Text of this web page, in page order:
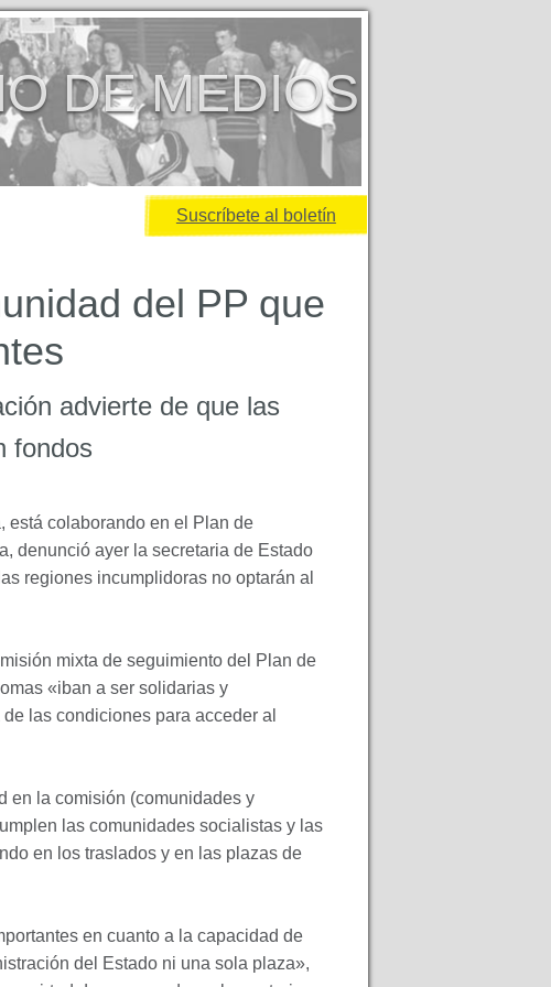
DE MEDIOS
Suscríbete al boletín
del PP que
advierte de que las
fondos
está colaborando en el Plan de
denunció ayer la secretaria de Estado
regiones incumplidoras no optarán al
mixta de seguimiento del Plan de
«iban a ser solidarias y
las condiciones para acceder al
en la comisión (comunidades y
las comunidades socialistas y las
en los traslados y en las plazas de
en cuanto a la capacidad de
del Estado ni una sola plaza»,